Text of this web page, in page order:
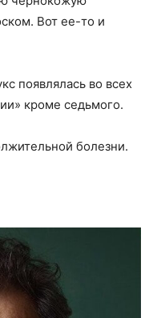
Вот ее-то и
появлялась во всех
кроме седьмого.
болезни.